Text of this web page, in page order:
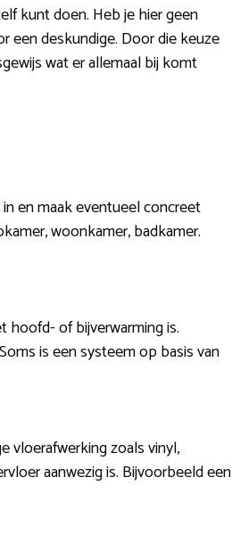
kunt doen. Heb je hier geen
een deskundige. Door die keuze
wat er allemaal bij komt
en maak eventueel concreet
woonkamer, badkamer.
hoofd- of bijverwarming is.
is een systeem op basis van
vloerafwerking zoals vinyl,
aanwezig is. Bijvoorbeeld een